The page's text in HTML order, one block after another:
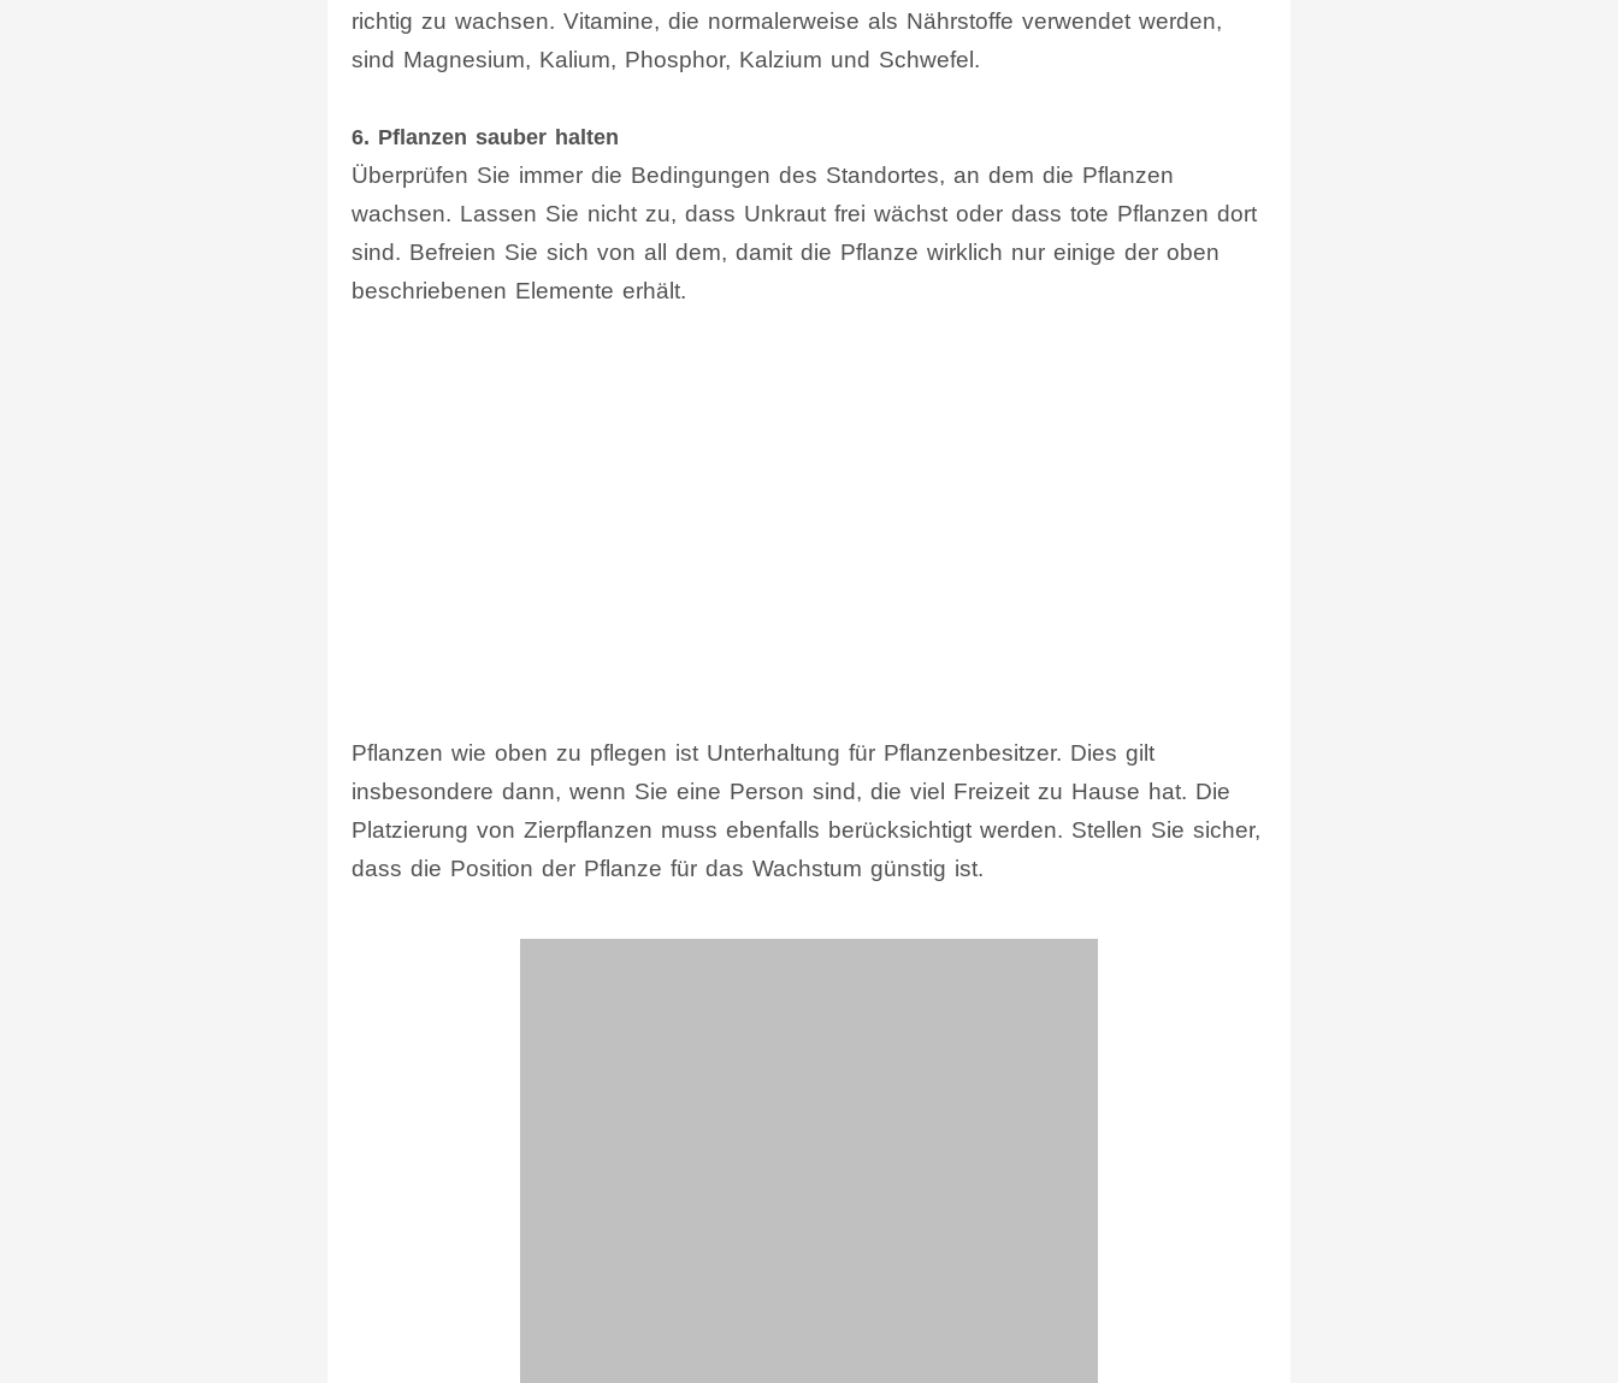
richtig zu wachsen. Vitamine, die normalerweise als Nährstoffe verwendet werden,
sind Magnesium, Kalium, Phosphor, Kalzium und Schwefel.
6. Pflanzen sauber halten
Überprüfen Sie immer die Bedingungen des Standortes, an dem die Pflanzen
wachsen. Lassen Sie nicht zu, dass Unkraut frei wächst oder dass tote Pflanzen dort
sind. Befreien Sie sich von all dem, damit die Pflanze wirklich nur einige der oben
beschriebenen Elemente erhält.
Pflanzen wie oben zu pflegen ist Unterhaltung für Pflanzenbesitzer. Dies gilt
insbesondere dann, wenn Sie eine Person sind, die viel Freizeit zu Hause hat. Die
Platzierung von Zierpflanzen muss ebenfalls berücksichtigt werden. Stellen Sie sicher,
dass die Position der Pflanze für das Wachstum günstig ist.